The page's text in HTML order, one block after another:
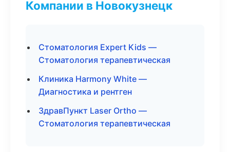
Компании в Новокузнецк
Стоматология Expert Kids —
Стоматология терапевтическая
Клиника Harmony White —
Диагностика и рентген
ЗдравПункт Laser Ortho —
Стоматология терапевтическая